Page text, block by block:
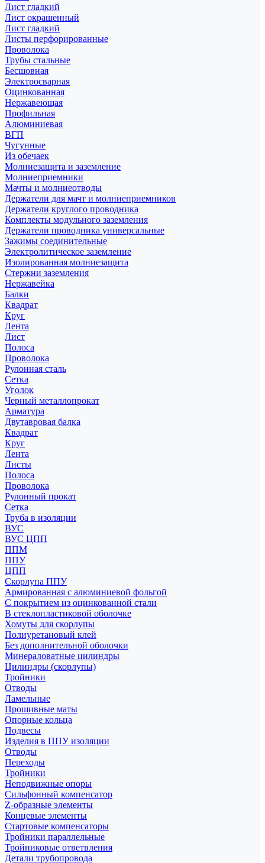
Лист гладкий
Лист окрашенный
Лист гладкий
Листы перфорированные
Проволока
Трубы стальные
Бесшовная
Электросварная
Оцинкованная
Нержавеющая
Профильная
Алюминиевая
ВГП
Чугунные
Из обечаек
Молниезащита и заземление
Молниеприемники
Мачты и молниеотводы
Держатели для мачт и молниеприемников
Держатели круглого проводника
Комплекты модульного заземления
Держатели проводника универсальные
Зажимы соединительные
Электролитическое заземление
Изолированная молниезащита
Стержни заземления
Нержавейка
Балки
Квадрат
Круг
Лента
Лист
Полоса
Проволока
Рулонная сталь
Сетка
Уголок
Черный металлопрокат
Арматура
Двутавровая балка
Квадрат
Круг
Лента
Листы
Полоса
Проволока
Рулонный прокат
Сетка
Труба в изоляции
ВУС
ВУС ЦПП
ППМ
ППУ
ЦПП
Скорлупа ППУ
Армированная с алюминиевой фольгой
С покрытием из оцинкованной стали
В стеклопластиковой оболочке
Хомуты для скорлупы
Полиуретановый клей
Без дополнительной оболочки
Минераловатные цилиндры
Цилиндры (скорлупы)
Тройники
Отводы
Ламельные
Прошивные маты
Опорные кольца
Подвесы
Изделия в ППУ изоляции
Отводы
Переходы
Тройники
Неподвижные опоры
Cильфонный компенсатор
Z-образные элементы
Концевые элементы
Стартовые компенсаторы
Тройники параллельные
Тройниковые ответвления
Детали трубопровода